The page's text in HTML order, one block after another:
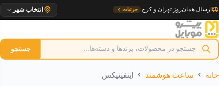
به
محتوا
انتخاب شهر تحویل ۱ روزه به مراکز استان جزئیات
جستجو
خانه ساعت هوشمند اینفینیکس